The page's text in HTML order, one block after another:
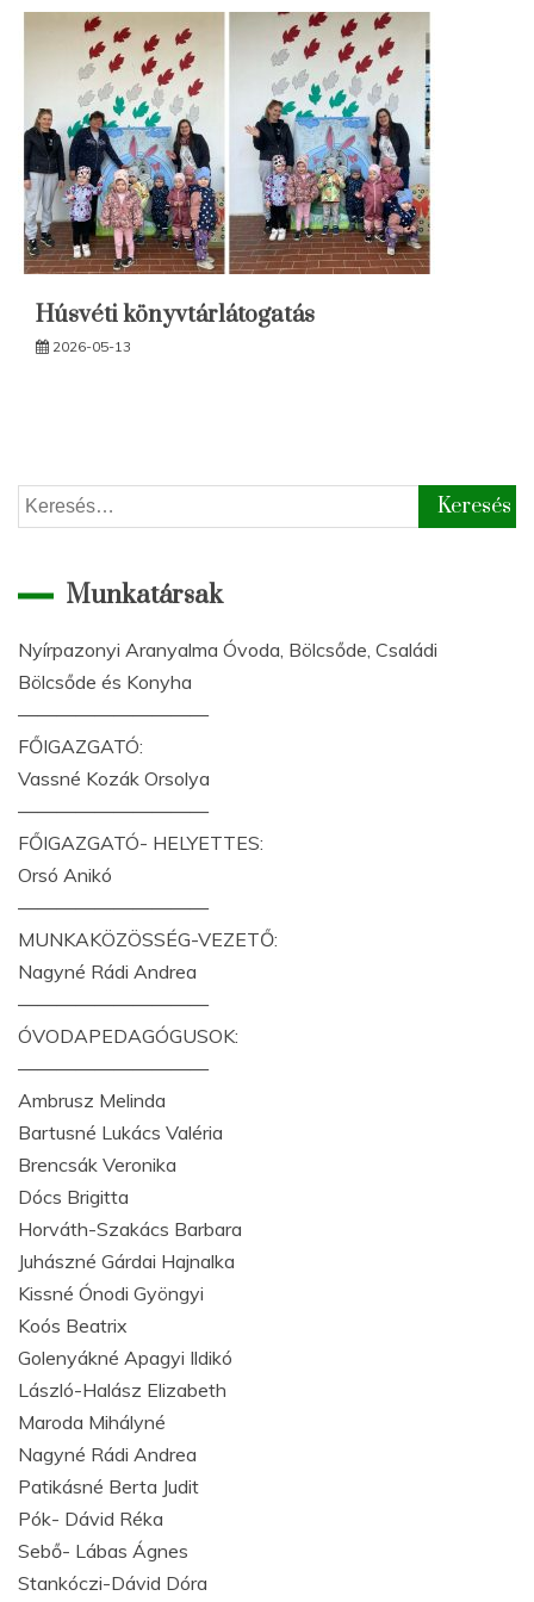
Húsvéti könyvtárlátogatás
2026-05-13
Keresés:
Munkatársak
Nyírpazonyi Aranyalma Óvoda, Bölcsőde, Családi
Bölcsőde és Konyha
——————————
FŐIGAZGATÓ:
Vassné Kozák Orsolya
——————————
FŐIGAZGATÓ- HELYETTES:
Orsó Anikó
——————————
MUNKAKÖZÖSSÉG-VEZETŐ:
Nagyné Rádi Andrea
——————————
ÓVODAPEDAGÓGUSOK:
——————————
Ambrusz Melinda
Bartusné Lukács Valéria
Brencsák Veronika
Dócs Brigitta
Horváth-Szakács Barbara
Juhászné Gárdai Hajnalka
Kissné Ónodi Gyöngyi
Koós Beatrix
Golenyákné Apagyi Ildikó
László-Halász Elizabeth
Maroda Mihályné
Nagyné Rádi Andrea
Patikásné Berta Judit
Pók- Dávid Réka
Sebő- Lábas Ágnes
Stankóczi-Dávid Dóra